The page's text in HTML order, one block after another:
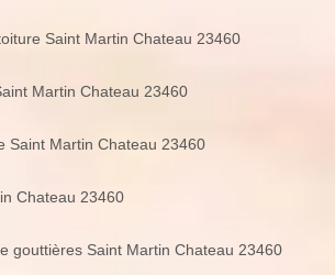
Saint Martin Chateau 23460
Martin Chateau 23460
Saint Martin Chateau 23460
Chateau 23460
gouttières Saint Martin Chateau 23460